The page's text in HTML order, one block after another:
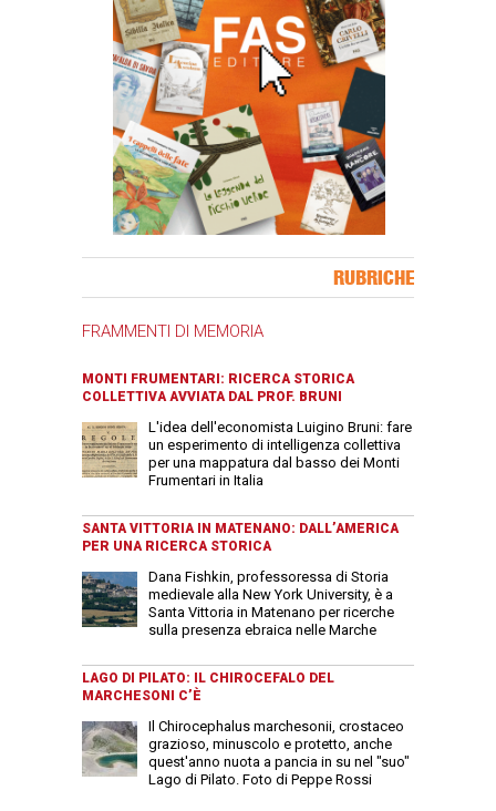
RUBRICHE
FRAMMENTI DI MEMORIA
MONTI FRUMENTARI: RICERCA STORICA
COLLETTIVA AVVIATA DAL PROF. BRUNI
L'idea dell'economista Luigino Bruni: fare
un esperimento di intelligenza collettiva
per una mappatura dal basso dei Monti
Frumentari in Italia
SANTA VITTORIA IN MATENANO: DALL’AMERICA
PER UNA RICERCA STORICA
Dana Fishkin, professoressa di Storia
medievale alla New York University, è a
Santa Vittoria in Matenano per ricerche
sulla presenza ebraica nelle Marche
LAGO DI PILATO: IL CHIROCEFALO DEL
MARCHESONI C’È
Il Chirocephalus marchesonii, crostaceo
grazioso, minuscolo e protetto, anche
quest'anno nuota a pancia in su nel "suo"
Lago di Pilato. Foto di Peppe Rossi